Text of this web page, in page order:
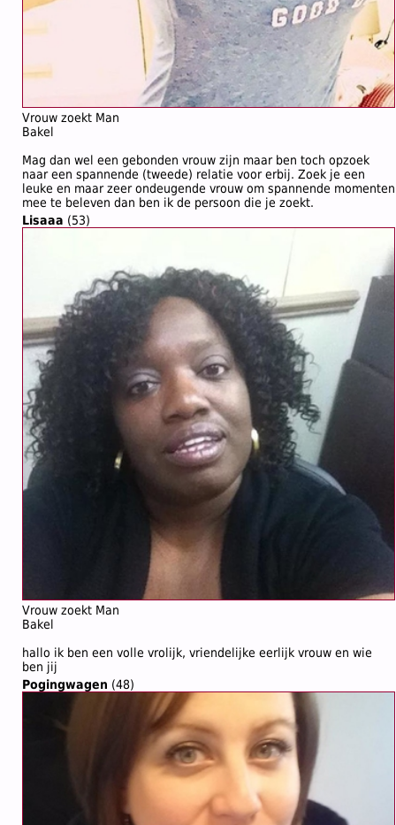
Vrouw zoekt Man
Bakel
Mag dan wel een gebonden vrouw zijn maar ben toch opzoek
naar een spannende (tweede) relatie voor erbij. Zoek je een
leuke en maar zeer ondeugende vrouw om spannende momenten
mee te beleven dan ben ik de persoon die je zoekt.
Lisaaa (53)
Vrouw zoekt Man
Bakel
hallo ik ben een volle vrolijk, vriendelijke eerlijk vrouw en wie
ben jij
Pogingwagen (48)